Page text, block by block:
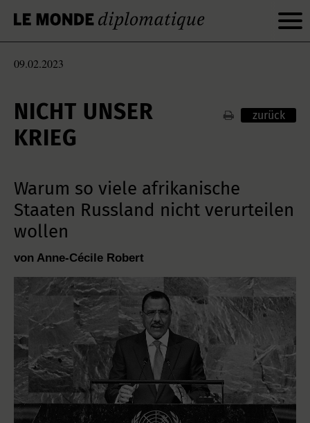
09.02.2023
NICHT UNSER
KRIEG
zurück
Warum so viele afrikanische
Staaten Russland nicht verurteilen
wollen
von Anne-Cécile Robert